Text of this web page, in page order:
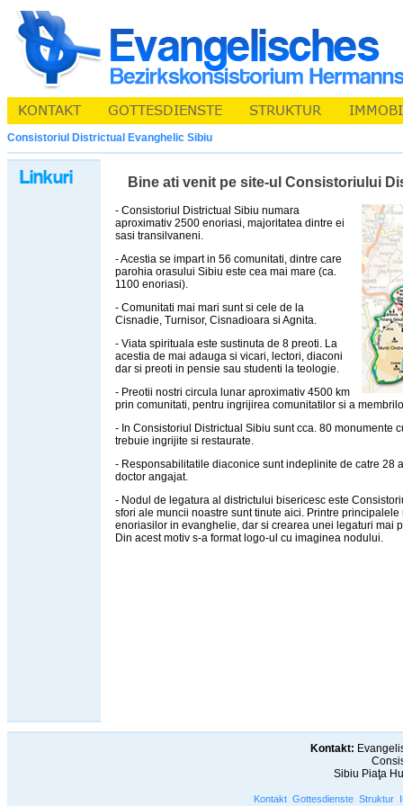
Consistoriul Districtual Evanghelic Sibiu
Bine ati venit pe site-ul Consistoriului
- Consistoriul Districtual Sibiu numara
aproximativ 2500 enoriasi, majoritatea dintre ei
sasi transilvaneni.
- Acestia se impart in 56 comunitati, dintre care
parohia orasului Sibiu este cea mai mare (ca.
1100 enoriasi).
- Comunitati mai mari sunt si cele de la
Cisnadie, Turnisor, Cisnadioara si Agnita.
- Viata spirituala este sustinuta de 8 preoti. La
acestia de mai adauga si vicari, lectori, diaconi
dar si preoti in pensie sau studenti la teologie.
- Preotii nostri circula lunar aproximativ 4500 km
prin comunitati, pentru ingrijirea comunitatilor si a
- In Consistoriul Districtual Sibiu sunt cca. 80 monumente
trebuie ingrijite si restaurate.
- Responsabilitatile diaconice sunt indeplinite de catre 28
doctor angajat.
- Nodul de legatura al districtului bisericesc este
sfori ale muncii noastre sunt tinute aici. Printre
enoriasilor in evanghelie, dar si crearea unei legaturi mai
Din acest motiv s-a format logo-ul cu imaginea nodului.
Kontakt:
Sibiu Piaţa
Kontakt Gottesdienste Struktur